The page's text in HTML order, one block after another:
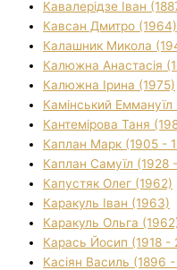
Кавалерідзе Іван
Кавсан Дмитро (1964)
Калашник Микола
Калюжна Анастасія
Калюжна Ірина (1975)
Камінський
Кантемірова Таня
Каплан Марк (1905 -
Каплан Самуїл (1928
Капустяк Олег (1962)
Каракуль Іван (1963)
Каракуль Ольга
Карась Йосип (1918 -
Касіян Василь (1896